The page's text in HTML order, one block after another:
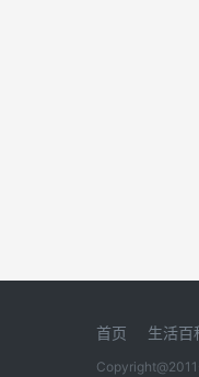
首页 生活百